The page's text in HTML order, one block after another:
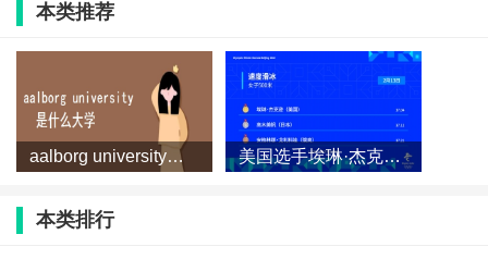
本类推荐
aalborg university是什么大学？ 美国选手埃琳·杰克逊获得速度滑冰女子500米冠军
本类排行